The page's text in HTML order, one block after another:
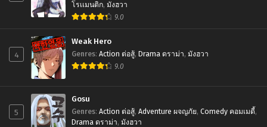
โรเเมนติก, มังฮวา
9.0
4
Weak Hero
Genres: Action ต่อสู้, Drama ดราม่า, มังฮวา
9.0
5
Gosu
Genres: Action ต่อสู้, Adventure ผจญภัย, Comedy คอมเมดี้,
Drama ดราม่า, มังฮวา